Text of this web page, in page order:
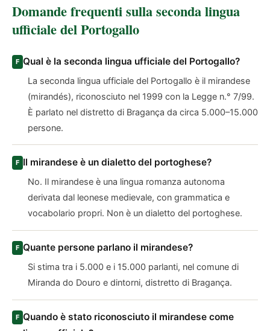
Domande frequenti sulla seconda lingua
ufficiale del Portogallo
Qual è la seconda lingua ufficiale del Portogallo?
La seconda lingua ufficiale del Portogallo è il mirandese
(mirandés), riconosciuto nel 1999 con la Legge n.° 7/99.
È parlato nel distretto di Bragança da circa 5.000–15.000
persone.
Il mirandese è un dialetto del portoghese?
No. Il mirandese è una lingua romanza autonoma
derivata dal leonese medievale, con grammatica e
vocabolario propri. Non è un dialetto del portoghese.
Quante persone parlano il mirandese?
Si stima tra i 5.000 e i 15.000 parlanti, nel comune di
Miranda do Douro e dintorni, distretto di Bragança.
Quando è stato riconosciuto il mirandese come